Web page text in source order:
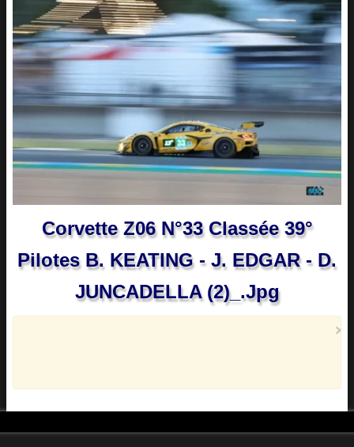
Classements
Sorties de piste
Corvette Z06 N°33 Classée 39°
Pilotes B. KEATING - J. EDGAR - D.
JUNCADELLA (2)_.jpg
×